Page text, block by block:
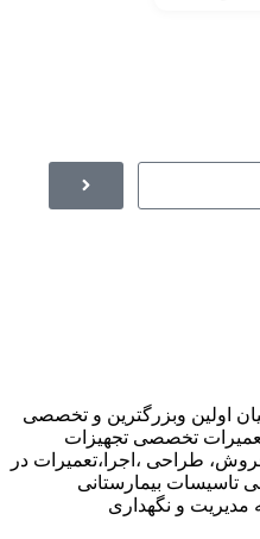
اولین وبزرگترین و تخصصی
تخصصی تجهیزات
طراحی ،اجرا،تعمیرات در
تاسیسات بیمارستانی
پزشکی با سابقه 20 ساله مدیریت و نگهداری